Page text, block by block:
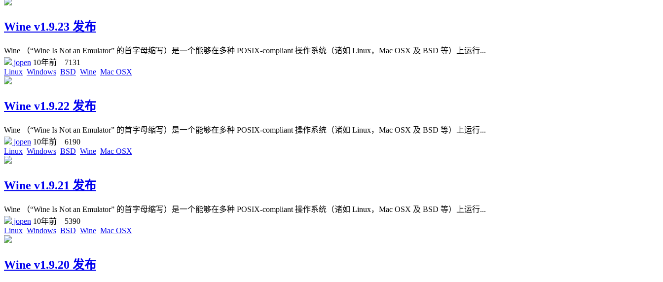
Wine v1.9.23 发布
Wine （“Wine Is Not an Emulator” 的首字母缩写）是一个能够在多种 POSIX-compliant 操作系统（诸如 Linux，Mac OSX 及 BSD 等）上运行...
jopen 10年前
7131
Linux Windows BSD Wine Mac OSX
Wine v1.9.22 发布
Wine （“Wine Is Not an Emulator” 的首字母缩写）是一个能够在多种 POSIX-compliant 操作系统（诸如 Linux，Mac OSX 及 BSD 等）上运行...
jopen 10年前
6190
Linux Windows BSD Wine Mac OSX
Wine v1.9.21 发布
Wine （“Wine Is Not an Emulator” 的首字母缩写）是一个能够在多种 POSIX-compliant 操作系统（诸如 Linux，Mac OSX 及 BSD 等）上运行...
jopen 10年前
5390
Linux Windows BSD Wine Mac OSX
Wine v1.9.20 发布